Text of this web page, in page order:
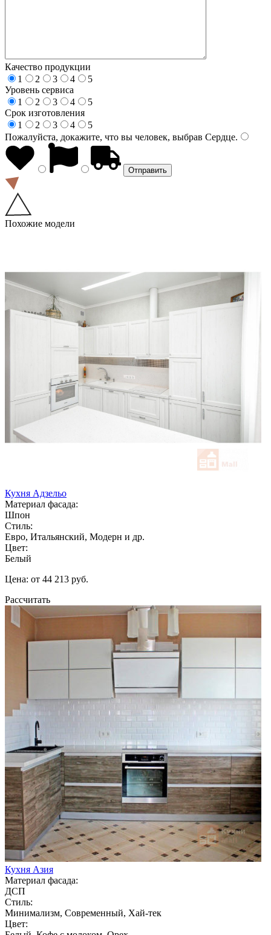
Качество продукции
1
2 3 4
5
Уровень сервиса
1
2 3 4
5
Срок изготовления
1
2 3 4
5
Пожалуйста, докажите, что вы человек, выбрав Сердце.
Похожие модели
Кухня Адзельо
Материал фасада:
Шпон
Стиль:
Евро, Итальянский, Модерн и др.
Цвет:
Белый
Цена: от 44 213 руб.
Рассчитать
Кухня Азия
Материал фасада:
ДСП
Стиль:
Минимализм, Современный, Хай-тек
Цвет: